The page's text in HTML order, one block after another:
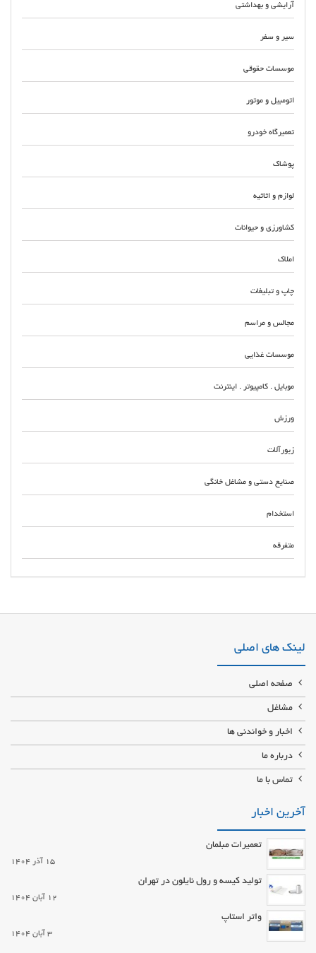
آرایشی و بهداشتی
سیر و سفر
موسسات حقوقی
اتومبیل و موتور
تعمیرگاه خودرو
پوشاک
لوازم و اثاثیه
کشاورزی و حیوانات
املاک
چاپ و تبلیغات
مجالس و مراسم
موسسات غذایی
موبایل . کامپیوتر . اینترنت
ورزش
زیورآلات
صنایع دستی و مشاغل خانگی
استخدام
متفرقه
مکان مجزاو رعایت پروتکل های بهداشتی خدمات تخصصی ناخن کاشت پودر.کاشت
لینک های اصلی
صفحه اصلی
مشاغل
اخبار و خواندنی ها
درباره ما
تماس با ما
آخرین اخبار
تعمیرات مبلمان
15 آذر 1404
تولید کیسه و رول نایلون در تهران
12 آبان 1404
واتر استاپ
3 آبان 1404